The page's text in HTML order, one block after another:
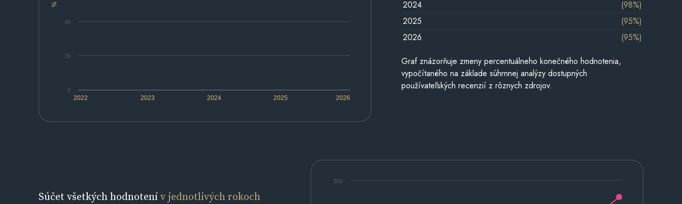
%
2022 2023 2024 2025 2026
0
20
40
2024
(98%)
2025
(95%)
2026
(95%)
Graf znázorňuje zmeny percentuálneho konečného hodnotenia,
vypočítaného na základe súhrnnej analýzy dostupných
používateľských recenzií z rôznych zdrojov.
350
Súčet všetkých hodnotenív jednotlivých rokoch